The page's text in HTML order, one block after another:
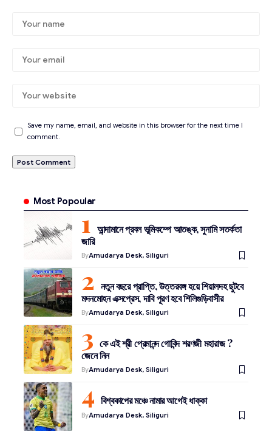
Save my name, email, and website in this browser for the next time I
comment.
Most Popoular
আন্দামানে প্রবল ভূমিকম্পে আতঙ্ক, সুনামি সতর্কতা
জারি
ByAmudarya Desk, Siliguri
নতুন বছরে প্রাপ্তি, উত্তরবঙ্গ হয়ে শিয়ালদহ ছুটবে
মদনমোহন এক্সপ্রেস, দাবি পূরণ হবে শিলিগুড়িবাসীর
ByAmudarya Desk, Siliguri
কে এই শ্রী প্রেমানন্দ গোবিন্দ শরণজী মহারাজ ?
জেনে নিন
ByAmudarya Desk, Siliguri
বিশ্বকাপের মঞ্চে নামার আগেই ধাক্কা
ByAmudarya Desk, Siliguri